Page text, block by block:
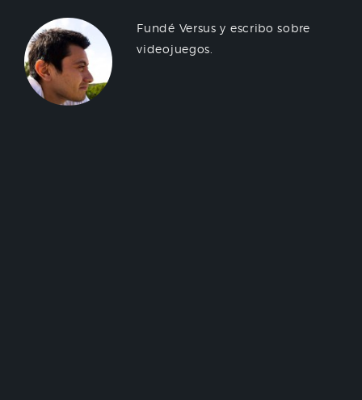
Fundé Versus y escribo sobre
videojuegos.